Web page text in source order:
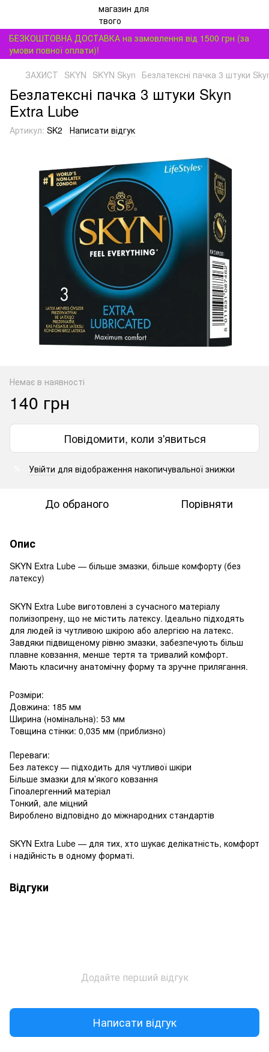
БЕЗКОШТОВНА ДОСТАВКА на замовлення від 1500 грн (за
умови повної оплати)!
ЗАХИСТ SKYN SKYN Skyn Безлатексні пачка 3 штуки
Безлатексні пачка 3 штуки Skyn
Extra Lube
Артикул: SK2 Написати відгук
Немає в наявності
140 грн
Повідомити, коли з'явиться
Увійти для відображення накопичувальної знижки
До обраного Порівняти
Опис
SKYN Extra Lube — більше змазки, більше комфорту (без
латексу)
SKYN Extra Lube виготовлені з сучасного матеріалу
полиізопрену, що не містить латексу. Ідеально підходять
для людей із чутливою шкірою або алергією на латекс.
Завдяки підвищеному рівню змазки, забезпечують більш
плавне ковзання, менше тертя та тривалий комфорт.
Мають класичну анатомічну форму та зручне прилягання.
Розміри:
Довжина: 185 мм
Ширина (номінальна): 53 мм
Товщина стінки: 0,035 мм (приблизно)
Переваги:
Без латексу — підходить для чутливої шкіри
Більше змазки для м’якого ковзання
Гіпоалергенний матеріал
Тонкий, але міцний
Вироблено відповідно до міжнародних стандартів
SKYN Extra Lube — для тих, хто шукає делікатність, комфорт
і надійність в одному форматі.
Відгуки
Додайте перший відгук
Написати відгук